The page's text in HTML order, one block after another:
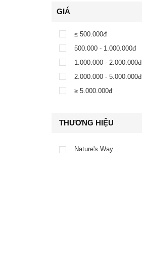
GIÁ
≤ 500.000đ
500.000 - 1.000.000đ
1.000.000 - 2.000.000đ
2.000.000 - 5.000.000đ
≥ 5.000.000đ
THƯƠNG HIỆU
Nature's Way